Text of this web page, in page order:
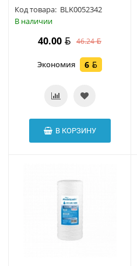
Код товара: BLK0052342
В наличии
40.00 46.24
Экономия 6
В КОРЗИНУ